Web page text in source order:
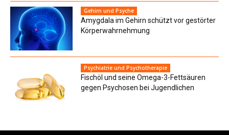
Gehirn und Psyche
Amygdala im Gehirn schützt vor gestörter
Körperwahrnehmung
Psychiatrie und Psychotherapie
Fischöl und seine Omega-3-Fettsäuren
gegen Psychosen bei Jugendlichen